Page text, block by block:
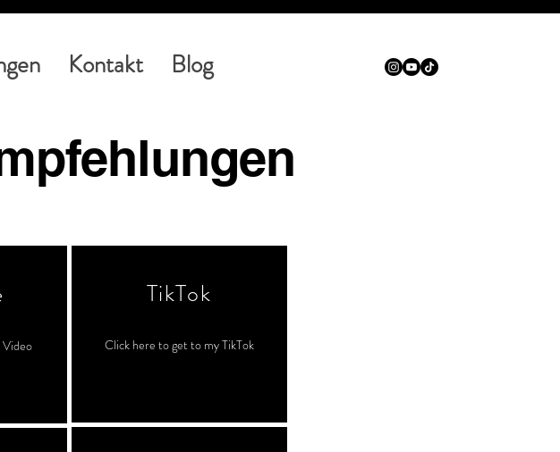
Kontakt Blog
Video
TikTok
Click here to get to my TikTok